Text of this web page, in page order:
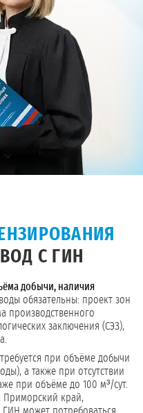
С ГИН
добычи, наличия
обязательны: проект зон
производственного
заключения (СЭЗ),
требуется при объёме добычи
а также при отсутствии
при объёме до 100 м³/сут.
Приморский край,